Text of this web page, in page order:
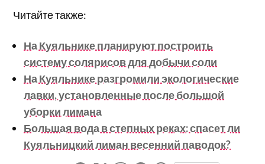
Читайте также:
На Куяльнике планируют построить
систему солярисов для добычи соли
На Куяльнике разгромили экологические
лавки, установленные после большой
уборки лимана
Большая вода в степных реках: спасет ли
Куяльницкий лиман весенний паводок?